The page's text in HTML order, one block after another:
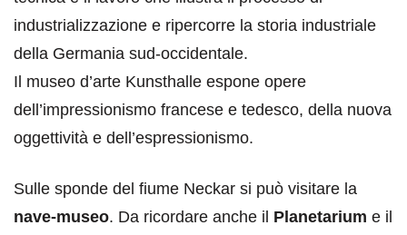
industrializzazione e ripercorre la storia industriale
della Germania sud-occidentale.
Il museo d’arte Kunsthalle espone opere
dell’impressionismo francese e tedesco, della nuova
oggettività e dell’espressionismo.
Sulle sponde del fiume Neckar si può visitare la
nave-museo. Da ricordare anche il Planetarium e il